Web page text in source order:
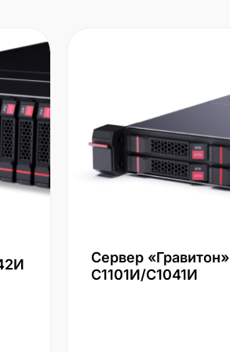
Сервер «Гравитон»
С1101И/С1041И